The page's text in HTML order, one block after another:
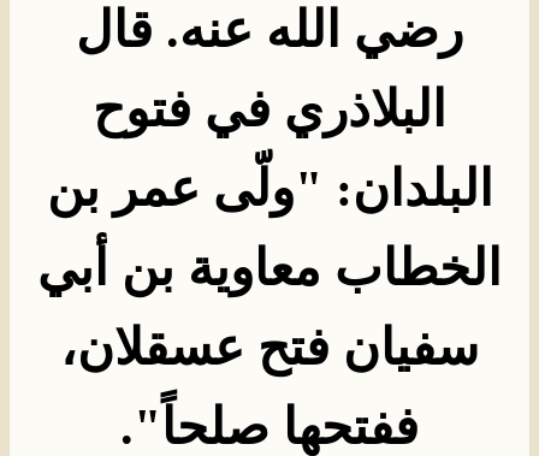
رضي الله عنه. قال
البلاذري في فتوح
البلدان: "ولّى عمر بن
الخطاب معاوية بن أبي
سفيان فتح عسقلان،
ففتحها صلحاً".